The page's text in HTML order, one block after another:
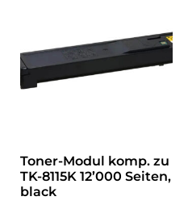
Toner-Modul komp. zu
TK-8115K 12’000 Seiten,
black